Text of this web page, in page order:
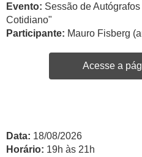
Evento: Sessão de
Cotidiano"
Participante: Mauro Fisberg
Acesse a
Data: 18/08/2026
Horário: 19h às 21h